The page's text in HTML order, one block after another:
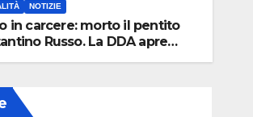
NOTIZIE
in carcere: morto il pentito
Russo. La DDA apre